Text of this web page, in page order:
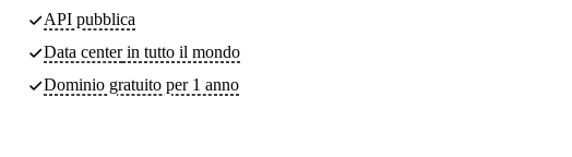
API pubblica
Data centerin tutto il mondo
Dominio gratuito per 1 anno